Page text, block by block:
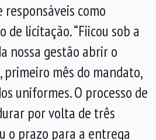
como
de licitação. “Fiicou sob a
nossa gestão abrir o
primeiro mês do mandato,
uniformes. O processo de
por volta de três
o prazo para a entrega